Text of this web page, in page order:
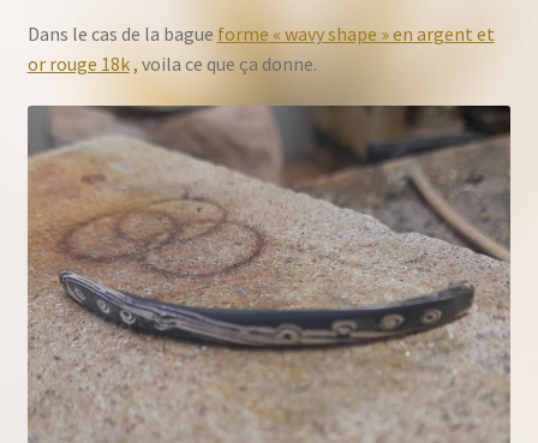
Dans le cas de la bague forme « wavy shape » en argent et
or rouge 18k, voila ce que ça donne.